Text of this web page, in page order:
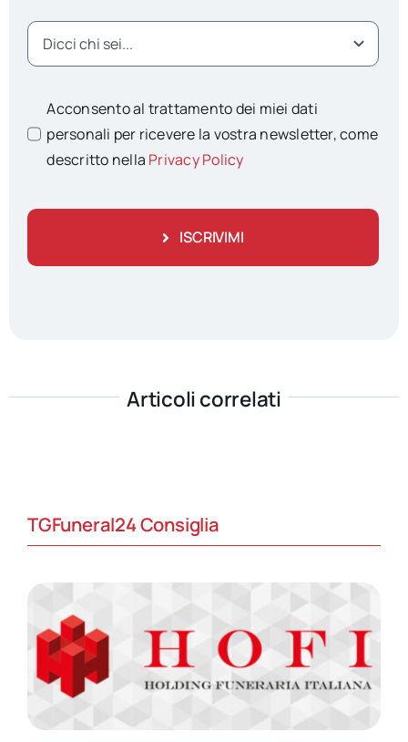
Acconsento al trattamento dei miei dati
personali per ricevere la vostra newsletter, come
descritto nella Privacy Policy
ISCRIVIMI
Articoli correlati
TGFuneral24 Consiglia